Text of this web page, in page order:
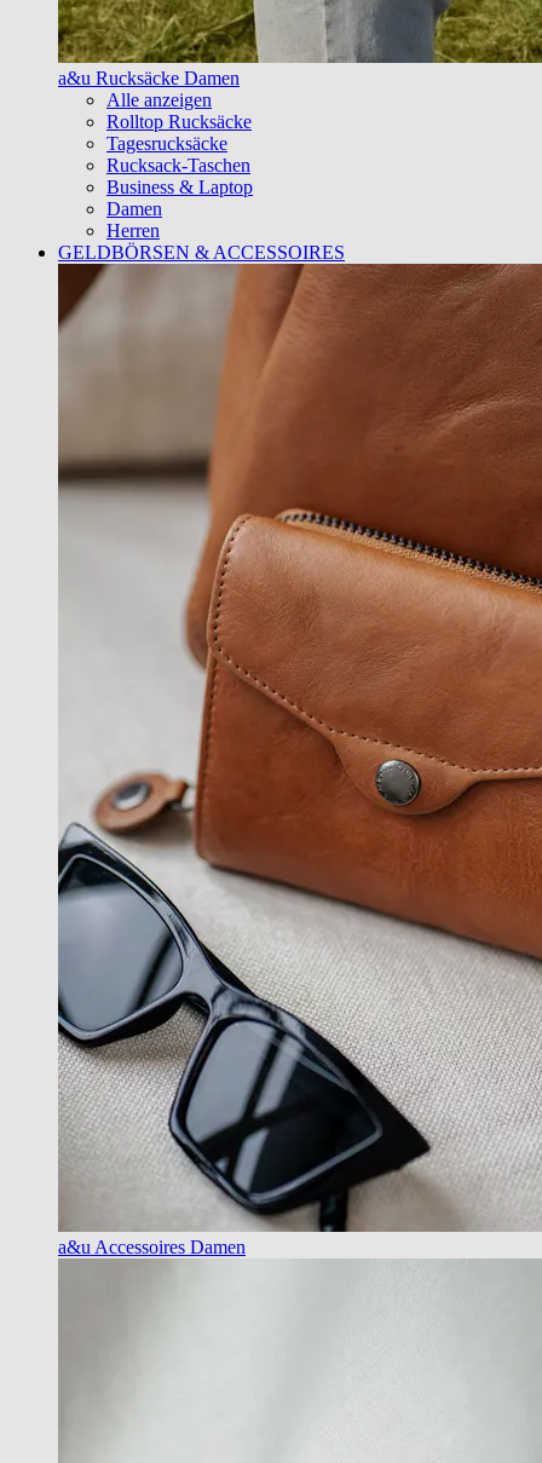
a&u Rucksäcke Damen
Alle anzeigen
Rolltop Rucksäcke
Tagesrucksäcke
Rucksack-Taschen
Business & Laptop
Damen
Herren
GELDBÖRSEN & ACCESSOIRES
a&u Accessoires Damen